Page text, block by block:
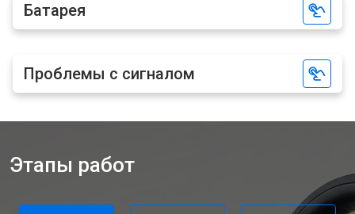
Батарея
Проблемы с сигналом
Этапы работ